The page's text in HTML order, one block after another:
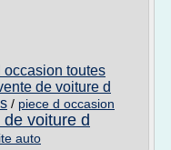
occasion toutes
de voiture d
/ piece d occasion
voiture d
auto